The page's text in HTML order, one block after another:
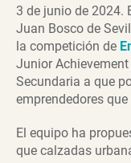
3 de junio de 2024.
Juan Bosco de
la competición de
Junior
Secundaria a que
emprendedores
El equipo ha
que calzadas